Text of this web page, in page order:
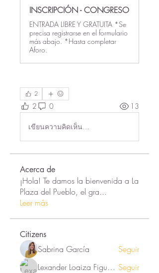
INSCRIPCIÓN - CONGRESO
ENTRADA LIBRE Y GRATUITA *Se
precisa registrarse en el formulario
más abajo. *Hasta completar
Aforo. ​
2
2 0 13
เขียนความคิดเห็น…
Acerca de
¡Hola! Te damos la bienvenida a La
Plaza del Pueblo, el gra...
Leer más
Citizens
Sabrina García
Seguir
Lexander Loaiza Figueroa Seguir